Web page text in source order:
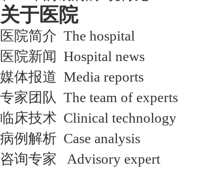
关于医院
医院简介 The hospital
医院新闻 Hospital news
媒体报道 Media reports
专家团队 The team of experts
临床技术 Clinical technology
病例解析 Case analysis
咨询专家 Advisory expert